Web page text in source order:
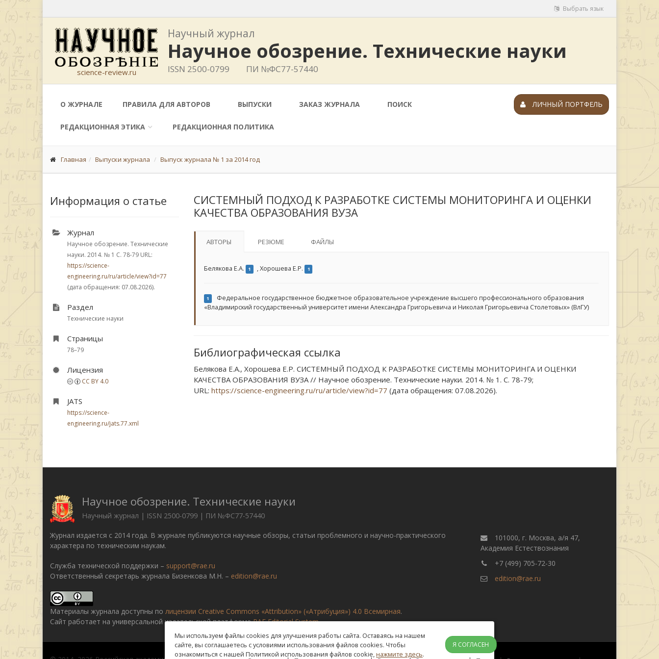
Выбрать язык
science-review.ru
Научный журнал
Научное обозрение. Технические науки
ISSN 2500-0799 ПИ №ФС77-57440
О ЖУРНАЛЕ ПРАВИЛА ДЛЯ АВТОРОВ ВЫПУСКИ ЗАКАЗ ЖУРНАЛА ПОИСК
РЕДАКЦИОННАЯ ЭТИКА РЕДАКЦИОННАЯ ПОЛИТИКА
ЛИЧНЫЙ ПОРТФЕЛЬ
Главная Выпуски журнала Выпуск журнала № 1 за 2014 год
Информация о статье
Журнал
Научное обозрение. Технические
науки. 2014. № 1 С. 78-79 URL:
https://science-
engineering.ru/ru/article/view?id=77
(дата обращения: 07.08.2026).
Раздел
Технические науки
Страницы
78–79
Лицензия
CC BY 4.0
JATS
https://science-
engineering.ru/jats.77.xml
СИСТЕМНЫЙ ПОДХОД К РАЗРАБОТКЕ СИСТЕМЫ МОНИТОРИНГА И ОЦЕНКИ
КАЧЕСТВА ОБРАЗОВАНИЯ ВУЗА
АВТОРЫ РЕЗЮМЕ ФАЙЛЫ
Белякова Е.А. 1 ,Хорошева Е.Р. 1
1
Федеральное государственное бюджетное образовательное учреждение высшего профессионального образования
«Владимирский государственный университет имени Александра Григорьевича и Николая Григорьевича Столетовых» (ВлГУ)
Библиографическая ссылка
Белякова Е.А., Хорошева Е.Р. СИСТЕМНЫЙ ПОДХОД К РАЗРАБОТКЕ СИСТЕМЫ МОНИТОРИНГА И ОЦЕНКИ
КАЧЕСТВА ОБРАЗОВАНИЯ ВУЗА // Научное обозрение. Технические науки. 2014. № 1. С. 78-79;
URL: https://science-engineering.ru/ru/article/view?id=77 (дата обращения: 07.08.2026).
Научное обозрение. Технические науки
Научный журнал | ISSN 2500-0799 | ПИ №ФС77-57440
Журнал издается с 2014 года. В журнале публикуются научные обзоры, статьи проблемного и научно-практического
характера по техническим наукам.
Служба технической поддержки – support@rae.ru
Ответственный секретарь журнала Бизенкова М.Н. – edition@rae.ru
101000, г. Москва, а/я 47,
Академия Естествознания
+7 (499) 705-72-30
edition@rae.ru
Материалы журнала доступны по лицензии Creative Commons «Attribution» («Атрибуция») 4.0 Всемирная.
Сайт работает на универсальной издательской платформеRAE Editorial System
Мы используем файлы cookies для улучшения работы сайта. Оставаясь на нашем
сайте, вы соглашаетесь с условиями использования файлов cookies. Чтобы
ознакомиться с нашей Политикой использования файлов cookie,нажмите здесь.
Я СОГЛАСЕН